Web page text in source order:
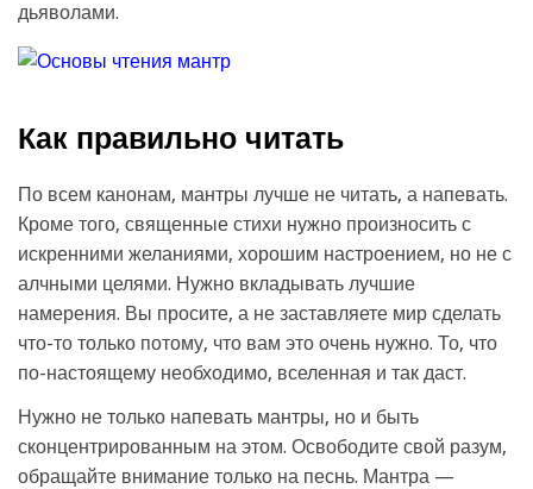
дьяволами.
Как правильно читать
По всем канонам, мантры лучше не читать, а напевать.
Кроме того, священные стихи нужно произносить с
искренними желаниями, хорошим настроением, но не с
алчными целями. Нужно вкладывать лучшие
намерения. Вы просите, а не заставляете мир сделать
что-то только потому, что вам это очень нужно. То, что
по-настоящему необходимо, вселенная и так даст.
Нужно не только напевать мантры, но и быть
сконцентрированным на этом. Освободите свой разум,
обращайте внимание только на песнь. Мантра —